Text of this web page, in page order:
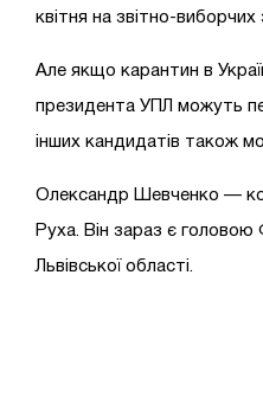
квітня на звітно-виборчих
Але якщо карантин в
президента УПЛ можуть
інших кандидатів також
Олександр Шевченко —
Руха. Він зараз є
Львівської області.